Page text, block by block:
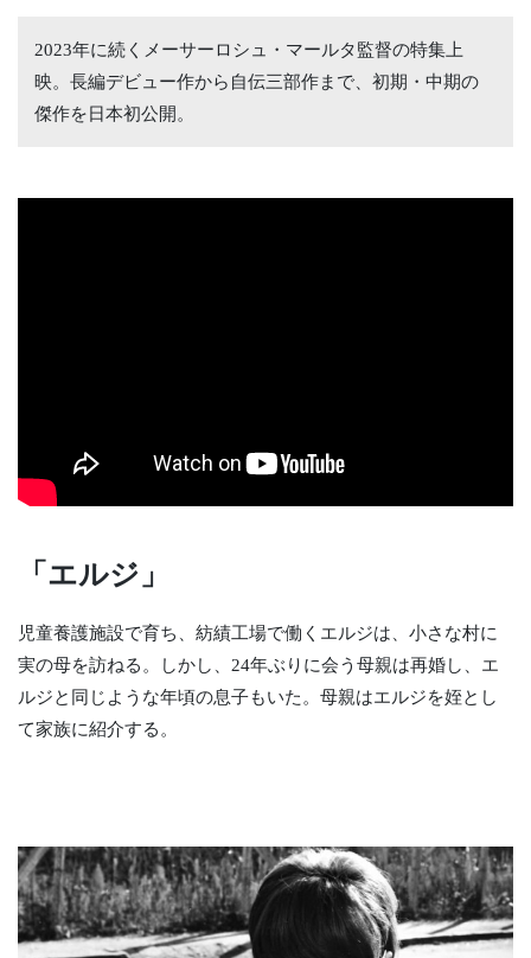
2023年に続くメーサーロシュ・マールタ監督の特集上
映。長編デビュー作から自伝三部作まで、初期・中期の
傑作を日本初公開。
「エルジ」
児童養護施設で育ち、紡績工場で働くエルジは、小さな村に
実の母を訪ねる。しかし、24年ぶりに会う母親は再婚し、エ
ルジと同じような年頃の息子もいた。母親はエルジを姪とし
て家族に紹介する。